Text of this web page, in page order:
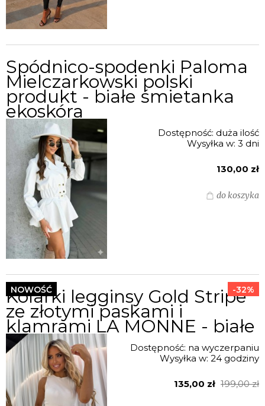
Spódnico-spodenki Paloma
Mielczarkowski polski
produkt - białe śmietanka
ekoskóra
Dostępność: duża ilość
Wysyłka w: 3 dni
130,00 zł
do koszyka
Kolarki legginsy Gold Stripe
ze złotymi paskami i
klamrami LA MONNE - białe
Dostępność: na wyczerpaniu
Wysyłka w: 24 godziny
135,00 zł 199,00 zł
-32%
NOWOŚĆ